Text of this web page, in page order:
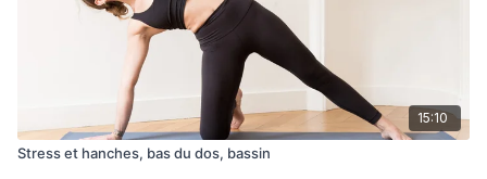
15:10
Stress et hanches, bas du dos, bassin